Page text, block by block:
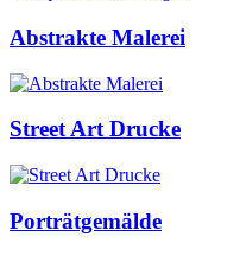
Abstrakte Malerei
Street Art Drucke
Porträtgemälde